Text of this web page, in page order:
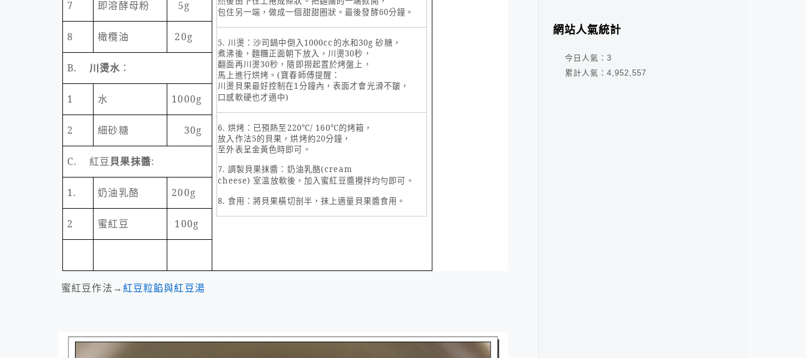
包住另一端，做成一個甜甜圈狀。最後發酵60分鐘。
5. 川燙：沙司鍋中倒入1000cc 的水和30g砂糖，
煮沸後，麵糰正面朝下放入，川燙30秒，
翻面再川燙30秒，隨即撈起置於烤盤上，
馬上進行烘烤。(寶春師傅提醒：
川燙貝果最好控制在1分鐘內，表面才會光滑不皺，
口感軟硬也才適中)
6. 烘烤：已預熱至220℃/ 160℃的烤箱，
放入作法5的貝果，烘烤約20分鐘，
至外表呈金黃色時即可。
7. 調製貝果抹醬：奶油乳酪(cream
cheese) 室溫放軟後，加入蜜紅豆醬攪拌均勻即可。
8. 食用：將貝果橫切剖半，抹上適量貝果醬食用。
7 即溶酵母粉 5g
8 橄欖油 20g
B. 川燙水 ：
1 水 1000g
2 細砂糖 30g
C.紅豆貝果抹醬:
1. 奶油乳酪 200g
2 蜜紅豆 100g
蜜紅豆作法→ 紅豆粒餡與紅豆湯
網站人氣統計
今日人氣： 3
累計人氣： 4,952,557